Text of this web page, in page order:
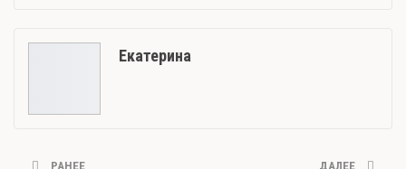
Екатерина
РАНЕЕ ДАЛЕЕ